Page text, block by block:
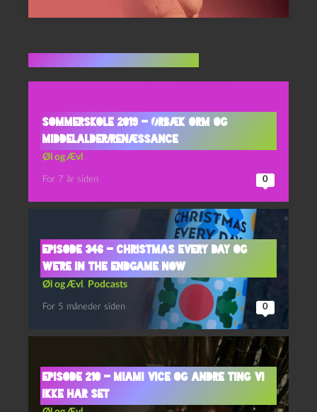
Sommerskole 2019 – Ørbæk Orm og
Middelalder/Renæssance
Øl og Ævl
For 7 år siden 0
Episode 346 – Christmas Every Day og
We’re In The Endgame Now
Øl og Ævl , Podcasts
For 5 måneder siden 0
Episode 210 – Miami Vice og Andre Ting Vi
Ikke Har Set